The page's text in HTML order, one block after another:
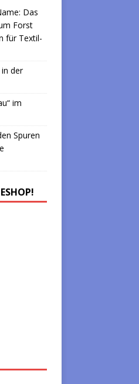
Das
Forst
für Textil-
der
im
Spuren